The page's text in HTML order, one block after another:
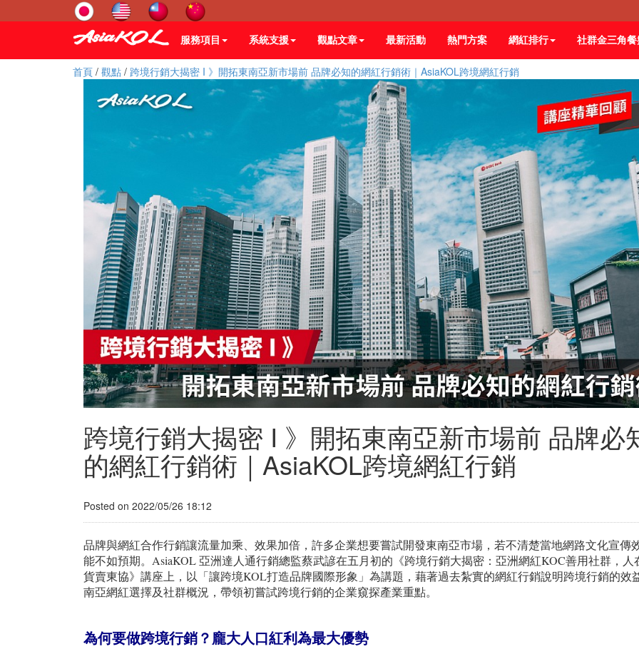
服務項目 系統支援 觀點文章 最新活動 熱門方案 網紅排行 社群金三角
首頁 / 觀點 / 跨境行銷大揭密 I 》開拓東南亞新市場前 品牌必知的網紅行銷術｜AsiaKOL跨境網紅行銷
跨境行銷大揭密 I 》開拓東南亞新市場前 品牌必
的網紅行銷術｜AsiaKOL跨境網紅行銷
Posted on 2022/05/26 18:12
品牌與網紅合作行銷讓流量加乘、效果加倍，許多企業想要嘗試開發東南亞市場，若不清楚當地網路文化宣傳
能不如預期。AsiaKOL 亞洲達人通行銷總監蔡武諺在五月初的《跨境行銷大揭密：亞洲網紅KOC善用社群，人
貨賣東協》講座上，以「讓跨境KOL打造品牌國際形象」為講題，藉著過去紮實的網紅行銷說明跨境行銷的效
南亞網紅選擇及社群概況，帶領初嘗試跨境行銷的企業窺探產業重點。
為何要做跨境行銷？龐大人口紅利為最大優勢